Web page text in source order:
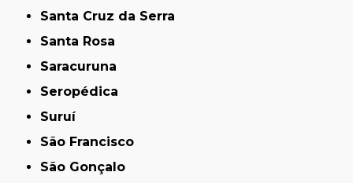
Santa Cruz da Serra
Santa Rosa
Saracuruna
Seropédica
Suruí
São Francisco
São Gonçalo